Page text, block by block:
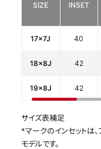
SIZE INSET
17x7J 40
18x8J 42
19x8J 42
サイズ表補足
*マークのインセットは
モデルです。